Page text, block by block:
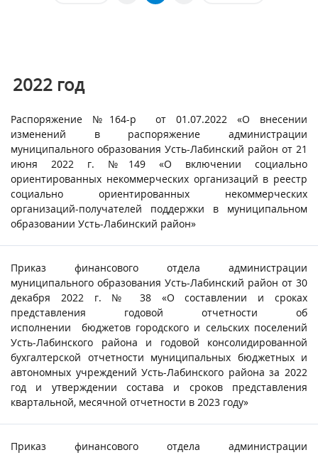
2022 год
Распоряжение №164-р от 01.07.2022 «О внесении
изменений в распоряжение администрации
муниципального образования Усть-Лабинский район от 21
июня 2022 г. №149 «О включении социально
ориентированных некоммерческих организаций в реестр
социально ориентированных некоммерческих
организаций-получателей поддержки в муниципальном
образовании Усть-Лабинский район»
Приказ финансового отдела администрации
муниципального образования Усть-Лабинский район от 30
декабря 2022 г. № 38 «О составлении и сроках
представления годовой отчетности об
исполнении бюджетов городского и сельских поселений
Усть-Лабинского района и годовой консолидированной
бухгалтерской отчетности муниципальных бюджетных и
автономных учреждений Усть-Лабинского района за 2022
год и утверждении состава и сроков представления
квартальной, месячной отчетности в 2023 году»
Приказ финансового отдела администрации